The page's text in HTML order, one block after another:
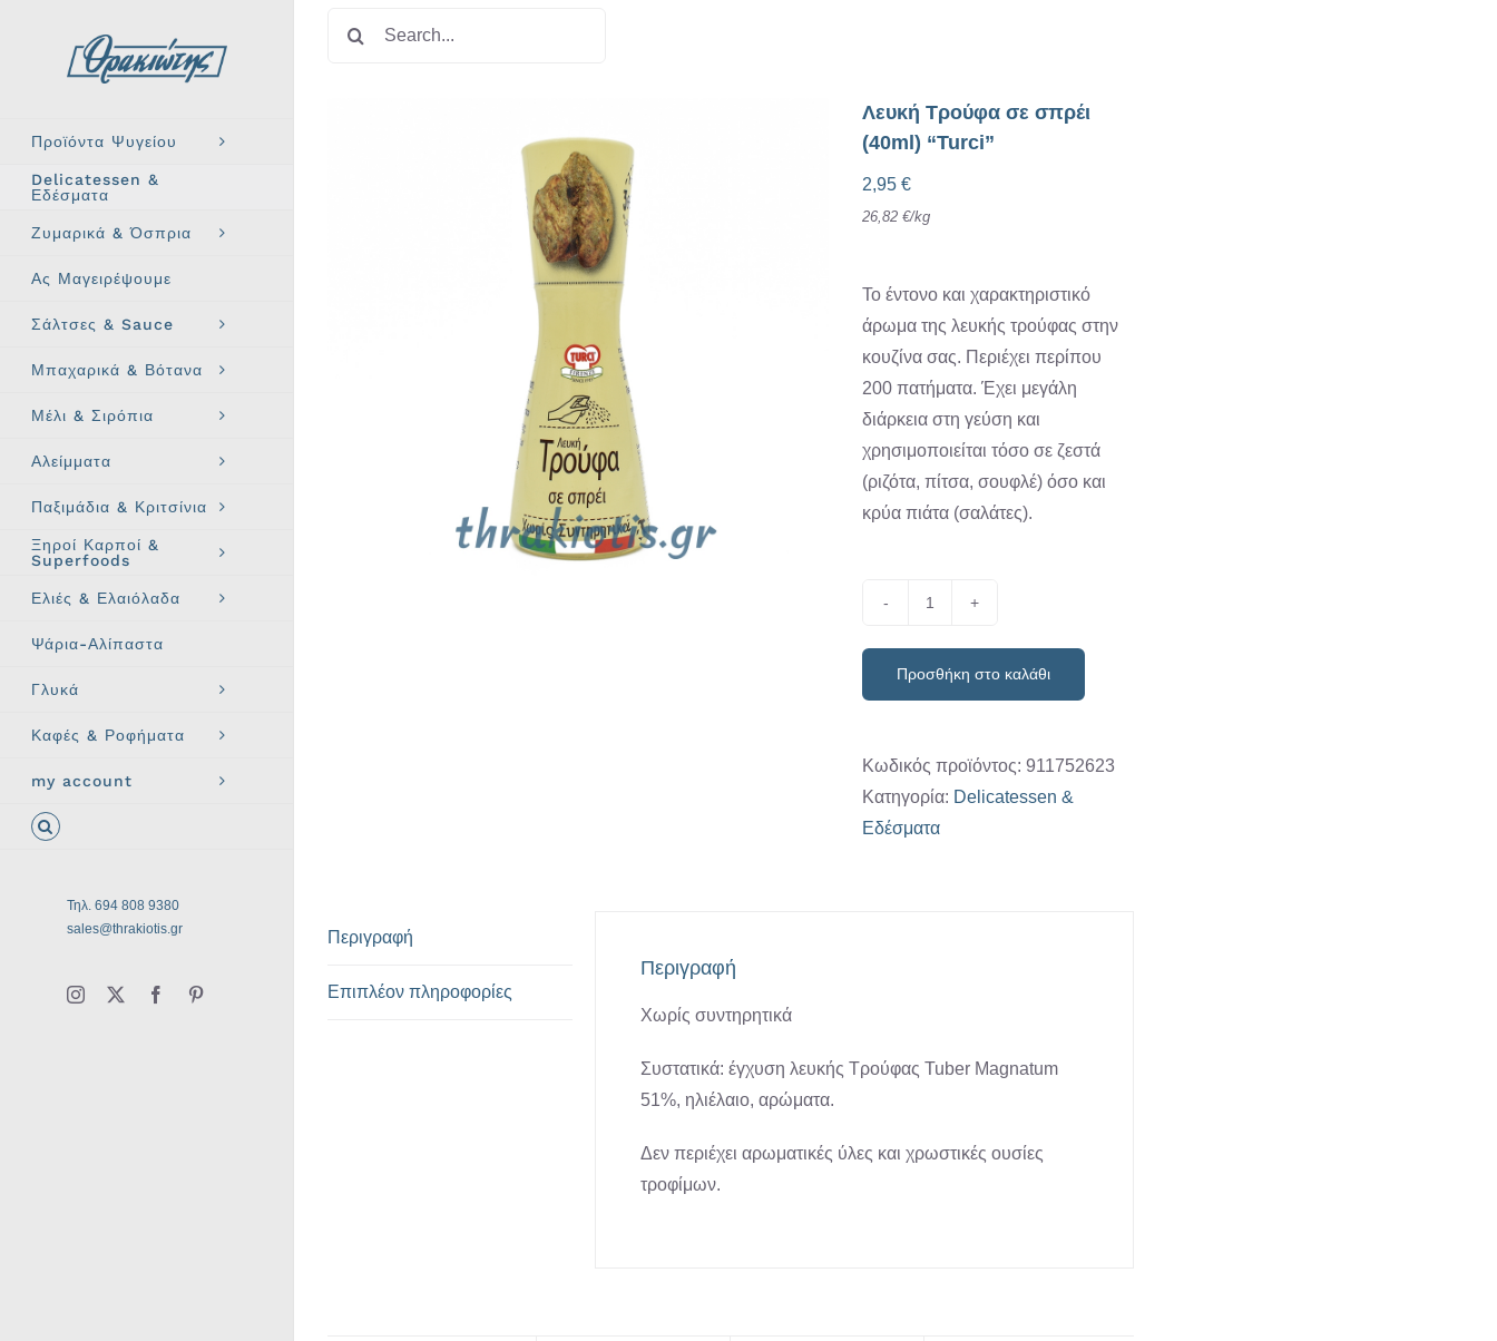
Προϊόντα Ψυγείου
Delicatessen &
Εδέσματα
Ζυμαρικά & Όσπρια
Ας Μαγειρέψουμε
Σάλτσες & Sauce
Μπαχαρικά & Βότανα
Μέλι & Σιρόπια
Αλείμματα
Παξιμάδια & Κριτσίνια
Ξηροί Καρποί &
Superfoods
Ελιές & Ελαιόλαδα
Ψάρια-Αλίπαστα
Γλυκά
Καφές & Ροφήματα
my account
Τηλ. 694 808 9380
sales@thrakiotis.gr
Instagram Facebook
Λευκή Τρούφα σε σπρέι
(40ml) “Turci”
2,95 €
26,82 €/kg
Το έντονο και χαρακτηριστικό
άρωμα της λευκής τρούφας στην
κουζίνα σας. Περιέχει περίπου
200 πατήματα. Έχει μεγάλη
διάρκεια στη γεύση και
χρησιμοποιείται τόσο σε ζεστά
(ριζότα, πίτσα, σουφλέ) όσο και
κρύα πιάτα (σαλάτες).
Τρούφα
σε
"Turci"
ποσότητα
Προσθήκη στο καλάθι
Κωδικός προϊόντος: 911752623
Κατηγορία: Delicatessen &
Εδέσματα
Περιγραφή
Επιπλέον πληροφορίες
Περιγραφή
Χωρίς συντηρητικά
Συστατικά: έγχυση λευκής Τρούφας Tuber Magnatum
51%, ηλιέλαιο, αρώματα.
Δεν περιέχει αρωματικές ύλες και χρωστικές ουσίες
τροφίμων.